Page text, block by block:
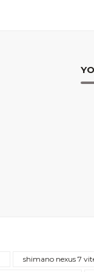
shimano nexus 7